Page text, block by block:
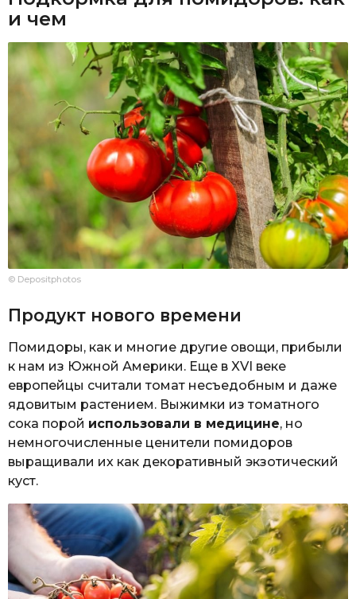
и чем
© Depositphotos
Продукт нового времени
Помидоры, как и многие другие овощи, прибыли
к нам из Южной Америки. Еще в XVI веке
европейцы считали томат несъедобным и даже
ядовитым растением. Выжимки из томатного
сока порой использовали в медицине, но
немногочисленные ценители помидоров
выращивали их как декоративный экзотический
куст.